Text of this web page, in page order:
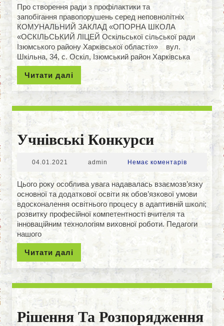
Про створення ради з профілактики та
запобігання правопорушень серед неповнолітніх
КОМУНАЛЬНИЙ ЗАКЛАД «ОПОРНА ШКОЛА
«ОСКІЛЬСЬКИЙ ЛІЦЕЙ Оскільської сільської ради
Ізюмського району Харківської області»» вул.
Шкільна, 34, с. Оскіл, Ізюмський район Харківська
Читати далі
далі
Учнівські КонкурсиУчнівські
Конкурси
04.01.2021 04.01.2021
admin Немає коментарів
Цього року особлива увага надавалась взаємозв’язку
основної та додаткової освіти як обов’язкової умови
вдосконалення освітнього процесу в адаптивній школі;
розвитку професійної компетентності вчителя та
інноваційним технологіям виховної роботи. Педагоги
нашого
Читати далі
далі
Рішення Та Розпорядження